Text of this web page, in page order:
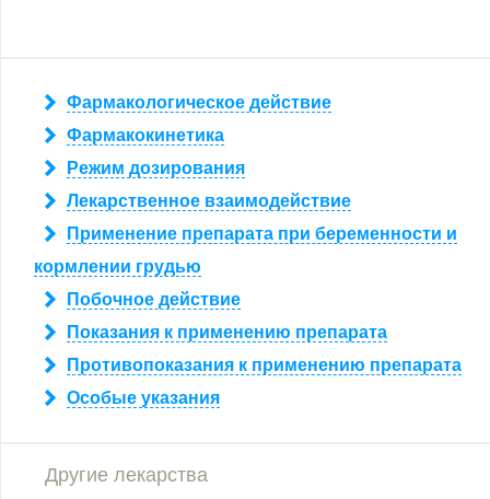
Фармакологическое действие
Фармакокинетика
Режим дозирования
Лекарственное взаимодействие
Применение препарата при беременности и
кормлении грудью
Побочное действие
Показания к применению препарата
Противопоказания к применению препарата
Особые указания
Другие лекарства